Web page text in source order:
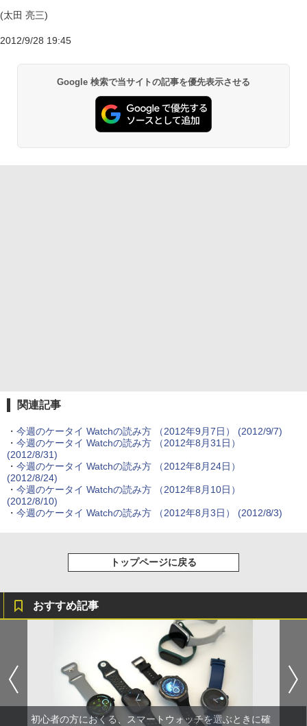
(太田 亮三)
2012/9/28 19:45
Google 検索で当サイトの記事を優先表示させる
関連記事
・ 今週のケータイ Watchの読み方 （2012年9月7日）
(2012/9/7)
・ 今週のケータイ Watchの読み方 （2012年8月31日）
(2012/8/31)
・ 今週のケータイ Watchの読み方 （2012年8月24日）
(2012/8/24)
・ 今週のケータイ Watchの読み方 （2012年8月10日）
(2012/8/10)
・ 今週のケータイ Watchの読み方 （2012年8月3日） (2012/8/3)
トップページに戻る
おすすめ記事
初心者の方におくる、スマートウォッチを選ぶときに確